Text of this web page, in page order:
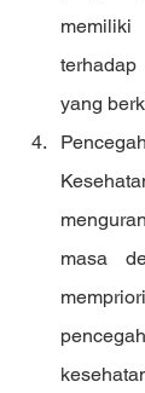
yang
masa